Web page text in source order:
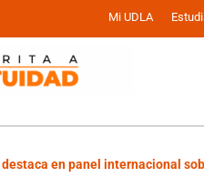
Mi UDLA
en panel internacional